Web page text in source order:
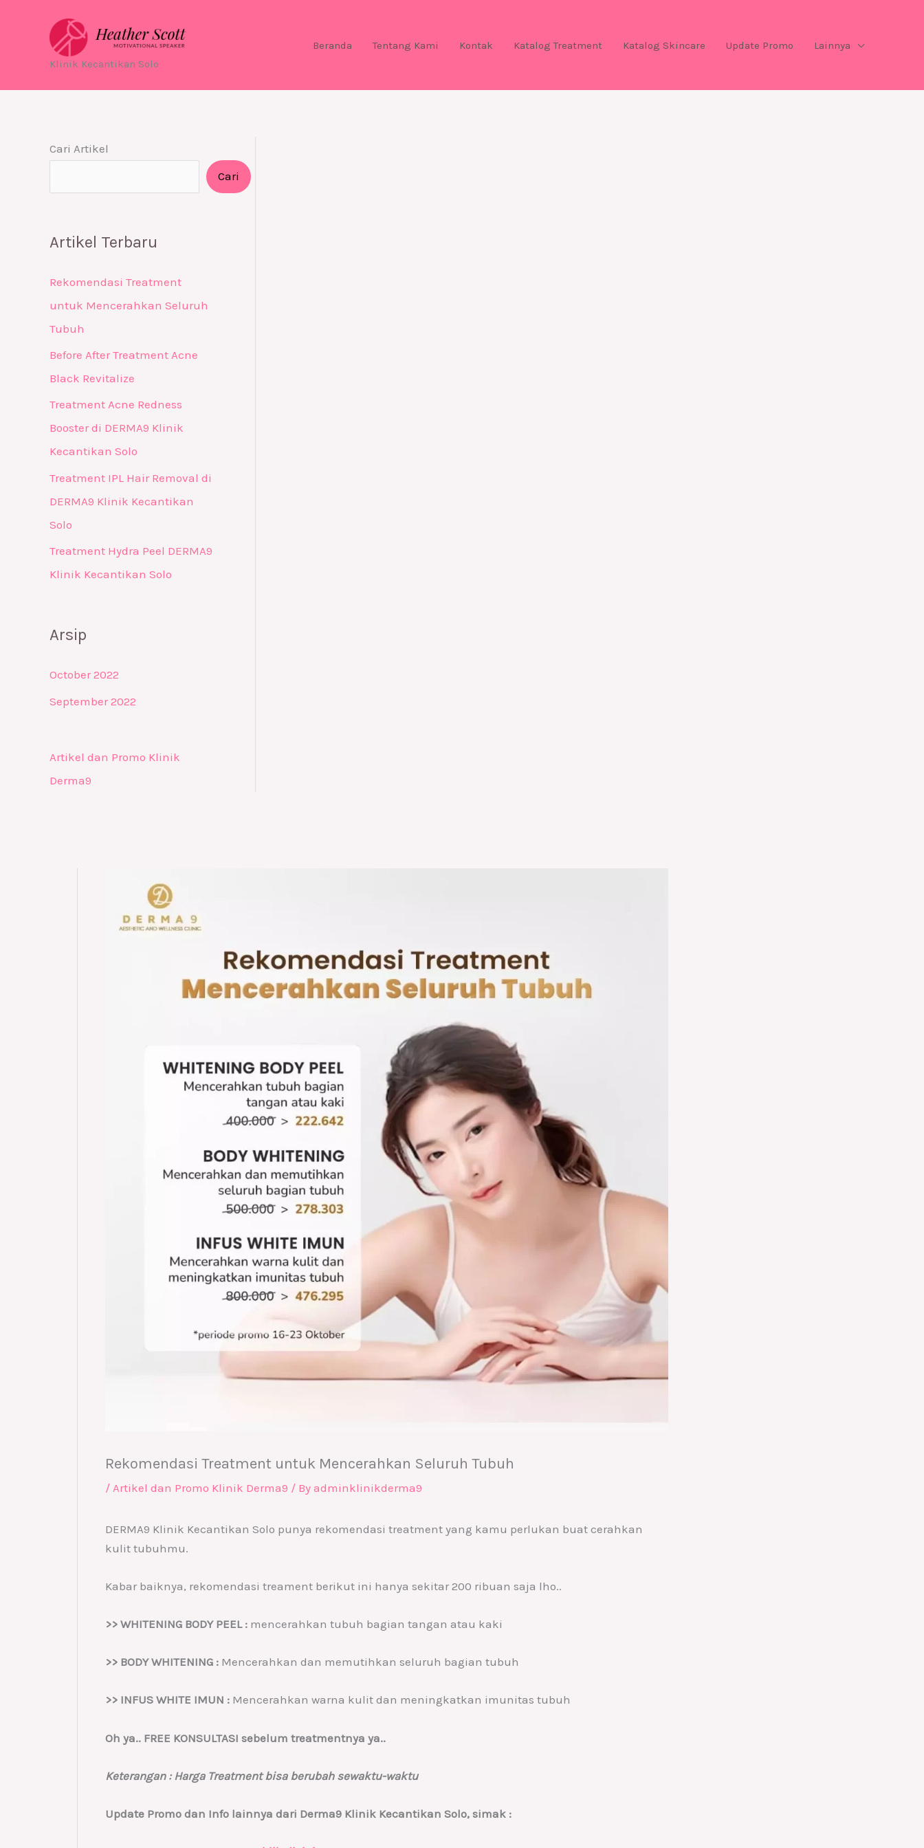
Klinik Kecantikan Solo
Beranda Tentang Kami Kontak Katalog Treatment Katalog Skincare Update Promo Lainnya
Cari Artikel
Cari
Artikel Terbaru
Rekomendasi Treatment
untuk Mencerahkan Seluruh
Tubuh
Before After Treatment Acne
Black Revitalize
Treatment Acne Redness
Booster di DERMA9 Klinik
Kecantikan Solo
Treatment IPL Hair Removal di
DERMA9 Klinik Kecantikan
Solo
Treatment Hydra Peel DERMA9
Klinik Kecantikan Solo
Arsip
October 2022
September 2022
Artikel dan Promo Klinik
Derma9
Rekomendasi Treatment untuk Mencerahkan Seluruh Tubuh
/ Artikel dan Promo Klinik Derma9 / By adminklinikderma9
DERMA9 Klinik Kecantikan Solo punya rekomendasi treatment yang kamu perlukan buat cerahkan
kulit tubuhmu.
Kabar baiknya, rekomendasi treament berikut ini hanya sekitar 200 ribuan saja lho..
>> WHITENING BODY PEEL : mencerahkan tubuh bagian tangan atau kaki
>> BODY WHITENING : Mencerahkan dan memutihkan seluruh bagian tubuh
>> INFUS WHITE IMUN : Mencerahkan warna kulit dan meningkatkan imunitas tubuh
Oh ya.. FREE KONSULTASI sebelum treatmentnya ya..
Keterangan : Harga Treatment bisa berubah sewaktu-waktu
Update Promo dan Info lainnya dari Derma9 Klinik Kecantikan Solo, simak :